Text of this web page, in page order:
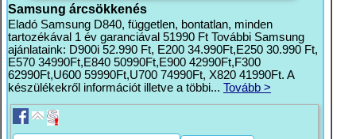
Samsung árcsökkenés
Eladó Samsung D840, független, bontatlan, minden
tartozékával 1 év garanciával 51990 Ft További Samsung
ajánlataink: D900i 52.990 Ft, E200 34.990Ft,E250 30.990 Ft,
E570 34990Ft,E840 50990Ft,E900 42990Ft,F300
62990Ft,U600 59990Ft,U700 74990Ft, X820 41990Ft. A
készülékekről információt illetve a többi... Tovább >